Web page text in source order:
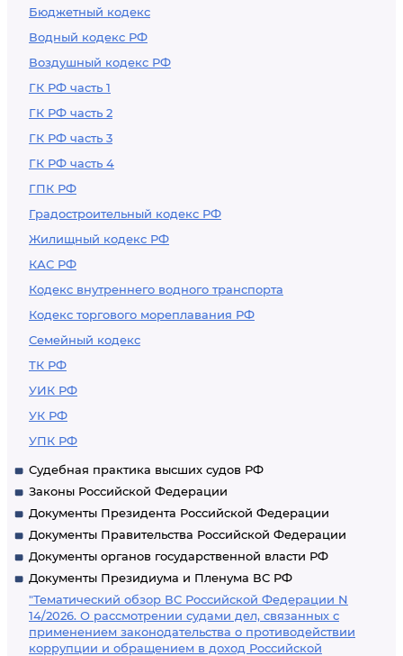
Бюджетный кодекс
Водный кодекс РФ
Воздушный кодекс РФ
ГК РФ часть 1
ГК РФ часть 2
ГК РФ часть 3
ГК РФ часть 4
ГПК РФ
Градостроительный кодекс РФ
Жилищный кодекс РФ
КАС РФ
Кодекс внутреннего водного транспорта
Кодекс торгового мореплавания РФ
Семейный кодекс
ТК РФ
УИК РФ
УК РФ
УПК РФ
Судебная практика высших судов РФ
Законы Российской Федерации
Документы Президента Российской Федерации
Документы Правительства Российской Федерации
Документы органов государственной власти РФ
Документы Президиума и Пленума ВС РФ
"Тематический обзор ВС Российской Федерации N
14/2026. О рассмотрении судами дел, связанных с
применением законодательства о противодействии
коррупции и обращением в доход Российской